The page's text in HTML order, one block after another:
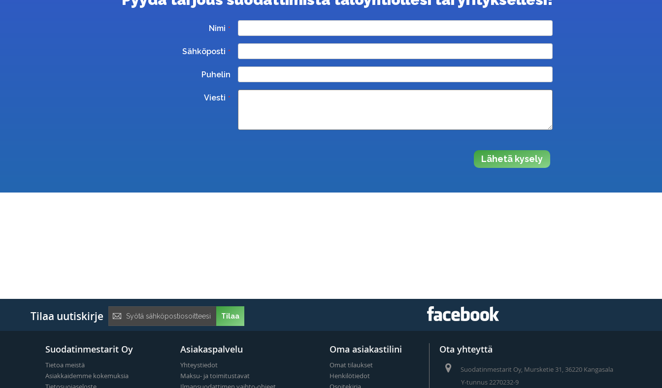
Nimi
Sähköposti
Puhelin
Viesti
Lähetä kysely
Tilaa uutiskirje
uutiskirje:
Tilaa
Suodatinmestarit Oy
Tietoa meistä
Asiakkaidemme kokemuksia
Asiakaspalvelu
Yhteystiedot
Maksu- ja toimitustavat
Oma asiakastilini
Omat tilaukset
Henkilötiedot
Ota yhteyttä
Suodatinmestarit Oy, Mursketie 31, 36220 Kangasala
Y-tunnus 2270232-9